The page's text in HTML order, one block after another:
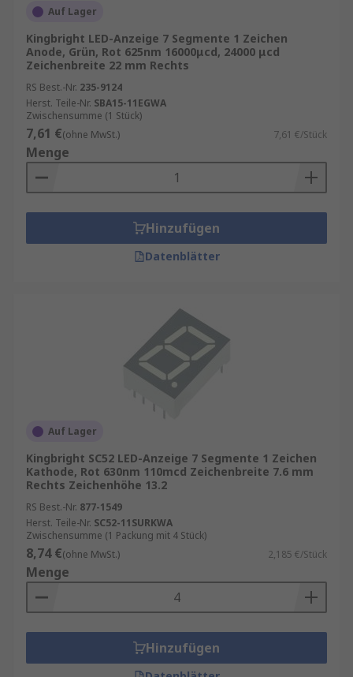
Auf Lager
Kingbright LED-Anzeige 7 Segmente 1 Zeichen
Anode, Grün, Rot 625nm 16000μcd, 24000 μcd
Zeichenbreite 22 mm Rechts
RS Best.-Nr. 235-9124
Herst. Teile-Nr. SBA15-11EGWA
Zwischensumme (1 Stück)
7,61 €(ohne MwSt.) 7,61 €/Stück
Menge
Hinzufügen
Datenblätter
Auf Lager
Kingbright SC52 LED-Anzeige 7 Segmente 1 Zeichen
Kathode, Rot 630nm 110mcd Zeichenbreite 7.6 mm
Rechts Zeichenhöhe 13.2
RS Best.-Nr. 877-1549
Herst. Teile-Nr. SC52-11SURKWA
Zwischensumme (1 Packung mit 4 Stück)
8,74 €(ohne MwSt.) 2,185 €/Stück
Menge
Hinzufügen